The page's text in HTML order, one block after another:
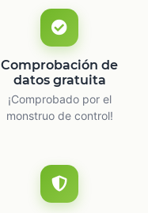
Comprobación de
datos gratuita
¡Comprobado por el
monstruo de control!